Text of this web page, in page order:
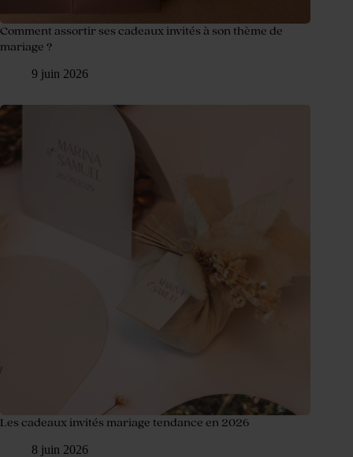
Comment assortir ses cadeaux invités à son thème de
mariage ?
9 juin 2026
Les cadeaux invités mariage tendance en 2026
8 juin 2026